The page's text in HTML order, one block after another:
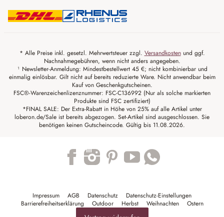
* Alle Preise inkl. gesetzl. Mehrwertsteuer zzgl. Versandkostenund ggf.
Nachnahmegebühren, wenn nicht anders angegeben.
¹ Newsletter-Anmeldung: Mindestbestellwert 45 €; nicht kombinierbar und
einmalig einlösbar. Gilt nicht auf bereits reduzierte Ware. Nicht anwendbar beim
Kauf von Geschenkgutscheinen.
FSC®-Warenzeichenlizenznummer: FSC-C136992 (Nur als solche markierten
Produkte sind FSC zertifiziert)
*FINAL SALE: Der Extra-Rabatt in Höhe von 25% auf alle Artikel unter
loberon.de/Sale ist bereits abgezogen. Set-Artikel sind ausgeschlossen. Sie
benötigen keinen Gutscheincode. Gültig bis 11.08.2026.
Impressum AGB Datenschutz
Datenschutz-Einstellungen
Barrierefreiheitserklärung
Outdoor Herbst Weihnachten Ostern